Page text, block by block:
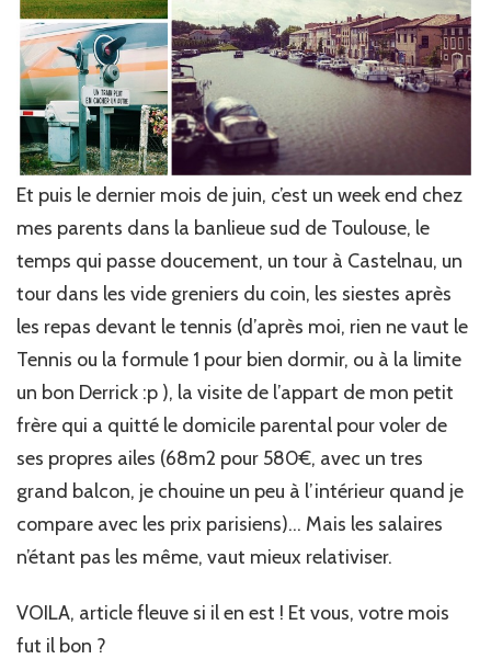
Et puis le dernier mois de juin, c’est un week end chez
mes parents dans la banlieue sud de Toulouse, le
temps qui passe doucement, un tour à Castelnau, un
tour dans les vide greniers du coin, les siestes après
les repas devant le tennis (d’après moi, rien ne vaut le
Tennis ou la formule 1 pour bien dormir, ou à la limite
un bon Derrick :p ), la visite de l’appart de mon petit
frère qui a quitté le domicile parental pour voler de
ses propres ailes (68m2 pour 580€, avec un tres
grand balcon, je chouine un peu à l’intérieur quand je
compare avec les prix parisiens)… Mais les salaires
n’étant pas les même, vaut mieux relativiser.
VOILA, article fleuve si il en est ! Et vous, votre mois
fut il bon ?